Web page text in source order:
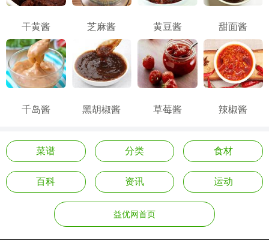
干黄酱 芝麻酱 黄豆酱 甜面酱
千岛酱 黑胡椒酱 草莓酱 辣椒酱
菜谱 分类 食材
百科 资讯 运动
益优网首页